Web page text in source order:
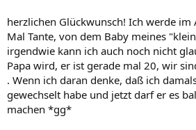
herzlichen Glückwunsch! Ich werde im
Mal Tante, von dem Baby meines
irgendwie kann ich auch noch nicht
Papa wird, er ist gerade mal 20, wir
. Wenn ich daran denke, daß ich
gewechselt habe und jetzt darf er es
machen *gg*